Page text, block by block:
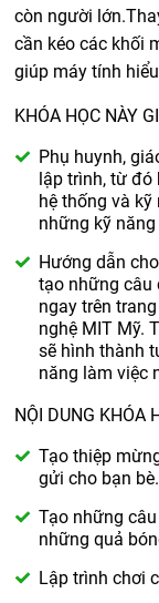
còn người
cần kéo các khối
giúp máy tính
KHÓA HỌC NÀY
Phụ huynh,
lập trình, từ đó
hệ thống và
những kỹ
Hướng dẫn
tạo những câu
ngay trên
nghệ MIT Mỹ.
sẽ hình thành
năng làm việc
NỘI DUNG KHÓA
Tạo thiệp
gửi cho bạn bè.
Tạo những
những quả
Lập trình chơi